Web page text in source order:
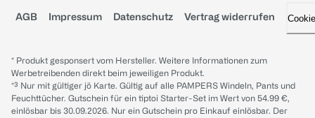
AGB Impressum Datenschutz Vertrag widerrufen
* Produkt gesponsert vom Hersteller. Weitere Informationen zum
Werbetreibenden direkt beim jeweiligen Produkt.
*³ Nur mit gültiger jö Karte. Gültig auf alle PAMPERS Windeln, Pants und
Feuchttücher. Gutschein für ein tiptoi Starter-Set im Wert von 54.99 €,
einlösbar bis 30.09.2026. Nur ein Gutschein pro Einkauf einlösbar. Der